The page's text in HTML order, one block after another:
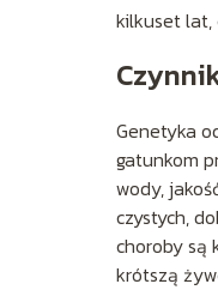
kilkuset lat,
Genetyka
gatunkom
wody,
czystych,
choroby są
krótszą